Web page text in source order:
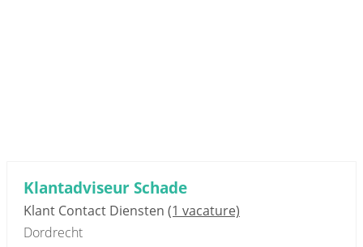
Klantadviseur Schade
Klant Contact Diensten (1 vacature)
Dordrecht